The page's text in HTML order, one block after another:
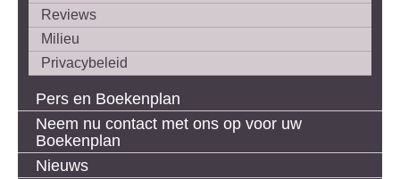
Reviews
Milieu
Privacybeleid
Pers en Boekenplan
Neem nu contact met ons op voor uw
Boekenplan
Nieuws